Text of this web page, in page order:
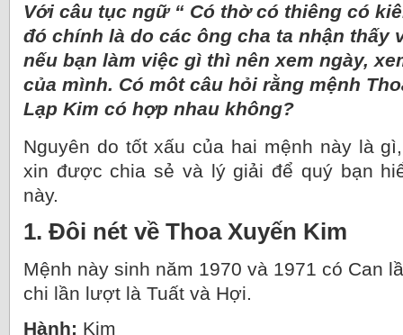
Với câu tục ngữ “ Có thờ có thiêng có
đó chính là do các ông cha ta nhận thấy
nếu bạn làm việc gì thì nên xem ngày,
của mình. Có môt câu hỏi rằng mệnh
Lạp Kim có hợp nhau không?
Nguyên do tốt xấu của hai mệnh này là
xin được chia sẻ và lý giải để quý bạn
này.
1. Đôi nét về Thoa Xuyến Kim
Mệnh này sinh năm 1970 và 1971 có Can
chi lần lượt là Tuất và Hợi.
Hành: Kim